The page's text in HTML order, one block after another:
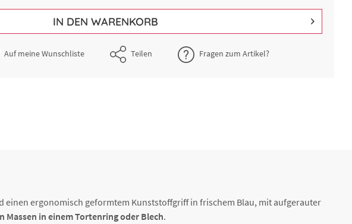
IN DEN WARENKORB
Auf meine Wunschliste Teilen Fragen zum Artikel?
einen ergonomisch geformtem Kunststoffgriff in frischem Blau, mit aufgerauter
in einem Tortenring oder Blech.